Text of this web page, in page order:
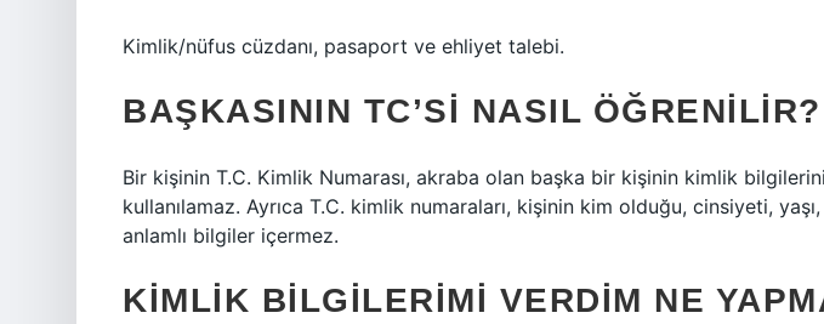
Kimlik/nüfus cüzdanı, pasaport ve ehliyet talebi.
BAŞKASININ TC’SI NASIL ÖĞRENILIR?
Bir kişinin T.C. Kimlik Numarası, akraba olan başka bir kişinin kimlik
kullanılamaz. Ayrıca T.C. kimlik numaraları, kişinin kim olduğu, cinsiyeti,
anlamlı bilgiler içermez.
KIMLIK BILGILERIMI VERDIM NE